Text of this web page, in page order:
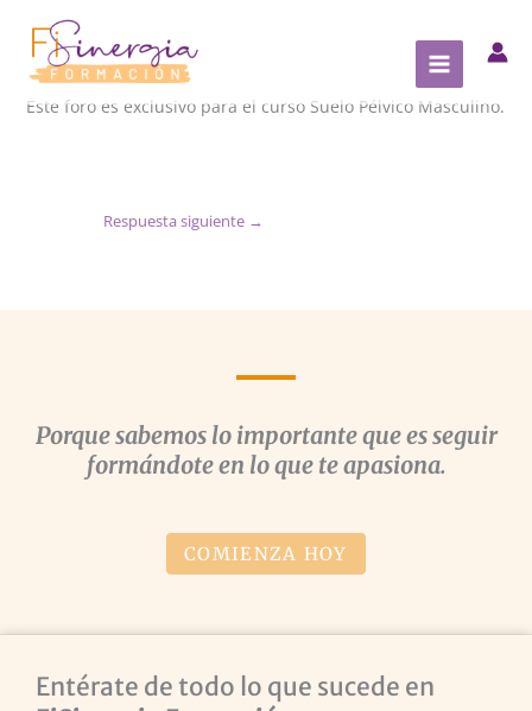
contenido
Este foro es exclusivo para el curso Suelo Pélvico Masculino.
Respuesta siguiente →
Porque sabemos lo importante que es seguir
formándote en lo que te apasiona.
COMIENZA HOY
Entérate de todo lo que sucede en